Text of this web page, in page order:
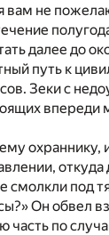
вам не
далее до
путь к
Зеки с
впереди
охраннику,
откуда
смолкли под
Он обвел
по